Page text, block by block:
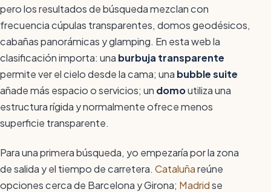
pero los resultados de búsqueda mezclan con
frecuencia cúpulas transparentes, domos geodésicos,
cabañas panorámicas y glamping. En esta web la
clasificación importa: una burbuja transparente
permite ver el cielo desde la cama; una bubble suite
añade más espacio o servicios; un domoutiliza una
estructura rígida y normalmente ofrece menos
superficie transparente.
Para una primera búsqueda, yo empezaría por la zona
de salida y el tiempo de carretera. Cataluñareúne
opciones cerca de Barcelona y Girona; Madridse